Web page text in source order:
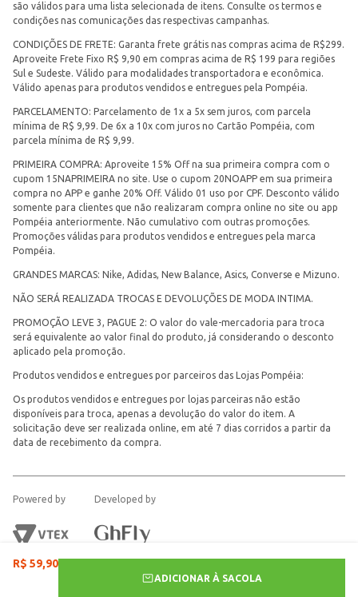
R$ 59,90
ADICIONAR À SACOLA
são válidos para uma lista selecionada de itens. Consulte os termos e
condições nas comunicações das respectivas campanhas.
CONDIÇÕES DE FRETE: Garanta frete grátis nas compras acima de R$299.
Aproveite Frete Fixo R$ 9,90 em compras acima de R$ 199 para regiões
Sul e Sudeste. Válido para modalidades transportadora e econômica.
Válido apenas para produtos vendidos e entregues pela Pompéia.
PARCELAMENTO: Parcelamento de 1x a 5x sem juros, com parcela
mínima de R$ 9,99. De 6x a 10x com juros no Cartão Pompéia, com
parcela mínima de R$ 9,99.
PRIMEIRA COMPRA: Aproveite 15% Off na sua primeira compra com o
cupom 15NAPRIMEIRA no site. Use o cupom 20NOAPP em sua primeira
compra no APP e ganhe 20% Off. Válido 01 uso por CPF. Desconto válido
somente para clientes que não realizaram compra online no site ou app
Pompéia anteriormente. Não cumulativo com outras promoções.
Promoções válidas para produtos vendidos e entregues pela marca
Pompéia.
GRANDES MARCAS: Nike, Adidas, New Balance, Asics, Converse e Mizuno.
NÃO SERÁ REALIZADA TROCAS E DEVOLUÇÕES DE MODA INTIMA.
PROMOÇÃO LEVE 3, PAGUE 2: O valor do vale-mercadoria para troca
será equivalente ao valor final do produto, já considerando o desconto
aplicado pela promoção.
Produtos vendidos e entregues por parceiros das Lojas Pompéia:
Os produtos vendidos e entregues por lojas parceiras não estão
disponíveis para troca, apenas a devolução do valor do item. A
solicitação deve ser realizada online, em até 7 dias corridos a partir da
data de recebimento da compra.
Powered by Developed by